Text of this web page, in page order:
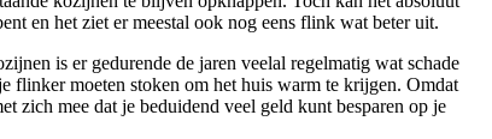
en het ziet er meestal ook nog eens flink wat beter uit.
is er gedurende de jaren veelal regelmatig wat schade
flinker moeten stoken om het huis warm te krijgen. Omdat
zich mee dat je beduidend veel geld kunt besparen op je